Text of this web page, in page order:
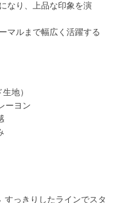
なり、上品な印象を演
マルまで幅広く活躍する
地）
ーヨン
っきりしたラインでスタ